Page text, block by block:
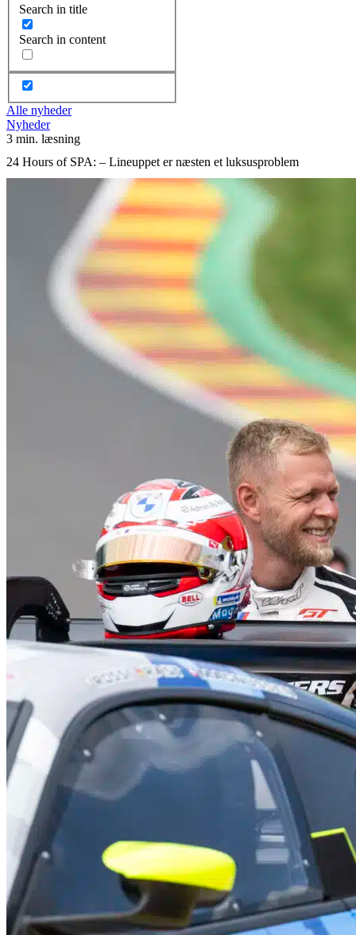
Search in title
Search in content
Alle nyheder
Nyheder
3 min. læsning
24 Hours of SPA: – Lineuppet er næsten et luksusproblem